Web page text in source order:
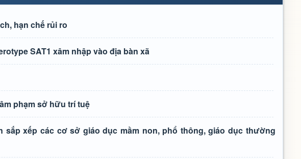
hạn chế rủi ro
SAT1 xâm nhập vào địa bàn xã
phạm sở hữu trí tuệ
xếp các cơ sở giáo dục mầm non, phổ thông, giáo dục thường